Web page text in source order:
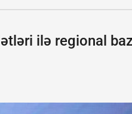
ilə regional